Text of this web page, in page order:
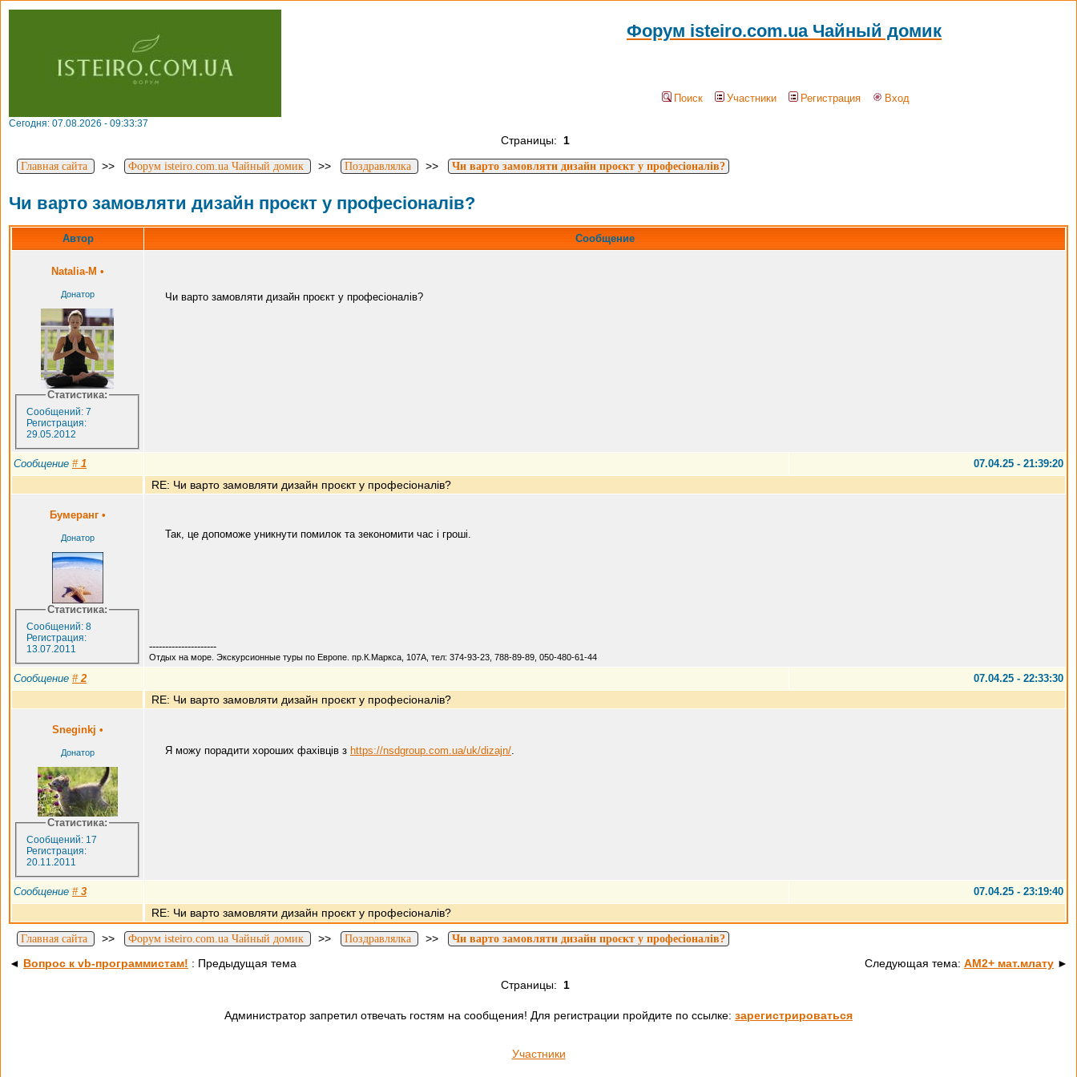
Форум isteiro.com.ua Чайный домик
Поиск Участники Регистрация Вход
Сегодня: 07.08.2026 - 09:33:37
Страницы: 1
Главная сайта >> Форум isteiro.com.ua Чайный домик >> Поздравлялка >> Чи варто замовляти дизайн проєкт у професіоналів?
Чи варто замовляти дизайн проєкт у професіоналів?
Автор Сообщение
Natalia-M •
Донатор
Статистика:
Сообщений: 7
Регистрация:
29.05.2012
Чи варто замовляти дизайн проєкт у професіоналів?
Сообщение # 1 07.04.25 - 21:39:20
RE: Чи варто замовляти дизайн проєкт у професіоналів?
Бумеранг •
Донатор
Статистика:
Сообщений: 8
Регистрация:
13.07.2011
Так, це допоможе уникнути помилок та зекономити час і гроші.
---------------------
Отдых на море. Экскурсионные туры по Европе. пр.К.Маркса, 107А, тел: 374-93-23, 788-89-89, 050-480-61-44
Сообщение #2 07.04.25 - 22:33:30
RE: Чи варто замовляти дизайн проєкт у професіоналів?
Sneginkj •
Донатор
Статистика:
Сообщений: 17
Регистрация:
20.11.2011
Я можу порадити хороших фахівців з https://nsdgroup.com.ua/uk/dizajn/.
Сообщение # 3 07.04.25 - 23:19:40
RE: Чи варто замовляти дизайн проєкт у професіоналів?
Главная сайта >> Форум isteiro.com.ua Чайный домик >> Поздравлялка >> Чи варто замовляти дизайн проєкт у професіоналів?
◄ Вопрос к vb-программистам! : Предыдущая тема Следующая тема: AM2+ мат.млату ►
Страницы: 1
Администратор запретил отвечать гостям на сообщения! Для регистрации пройдите по ссылке: зарегистрироваться
Участники